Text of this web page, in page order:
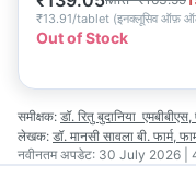
₹13.91/tablet (इनक्लूसिव ऑफ़
Out of Stock
समीक्षक: डॉ. रितु बुदानिया एमबीबीएस,
लेखक: डॉ. मानसी सावला बी. फार्म,
नवीनतम अपडेट: 30 July 2026 |